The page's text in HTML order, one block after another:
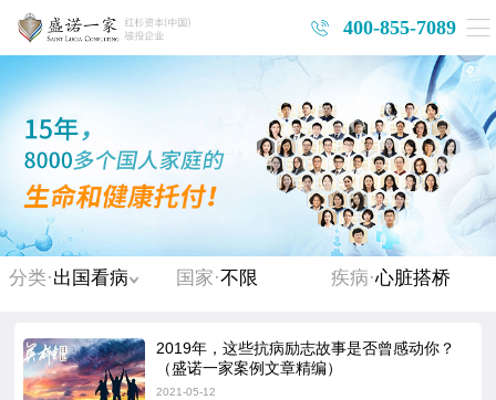
400-855-7089
分类·出国看病 国家·不限 疾病·心脏搭桥
2019年，这些抗病励志故事是否曾感动你？
（盛诺一家案例文章精编）
2021-05-12